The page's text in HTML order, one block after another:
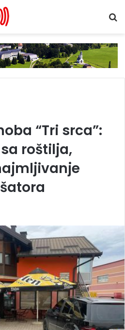
“Tri srca”:
roštilja,